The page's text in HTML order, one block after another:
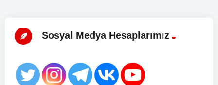
Sosyal Medya Hesaplarımız